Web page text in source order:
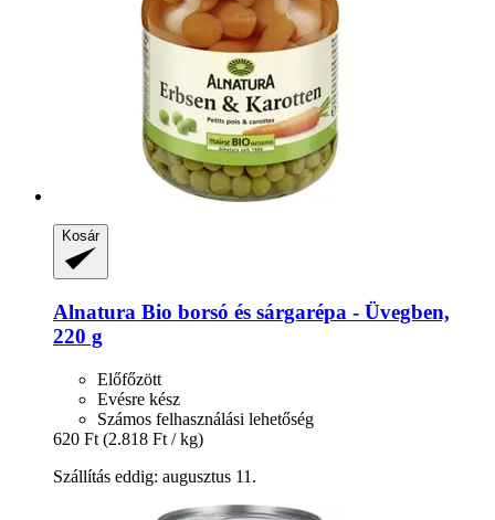
Kosár
Alnatura Bio borsó és sárgarépa -​ Üvegben,
220 g
Előfőzött
Evésre kész
Számos felhasználási lehetőség
620 Ft (2.818 Ft / kg)
Szállítás eddig: augusztus 11.